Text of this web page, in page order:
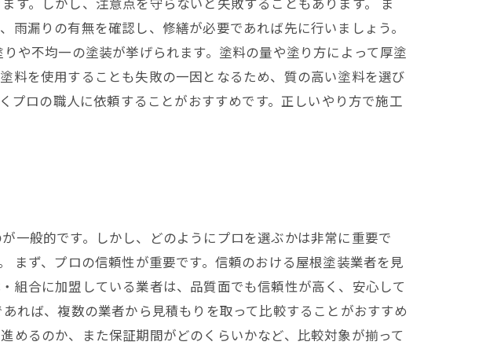
漏りの有無を確認し、修繕が必要であれば先に行いましょう。
や不均一の塗装が挙げられます。塗料の量や塗り方によって厚塗
料を使用することも失敗の一因となるため、質の高い塗料を選び
プロの職人に依頼することがおすすめです。正しいやり方で施工
一般的です。しかし、どのようにプロを選ぶかは非常に重要で
まず、プロの信頼性が重要です。信頼のおける屋根塗装業者を見
組合に加盟している業者は、品質面でも信頼性が高く、安心して
れば、複数の業者から見積もりを取って比較することがおすすめ
めるのか、また保証期間がどのくらいかなど、比較対象が揃って